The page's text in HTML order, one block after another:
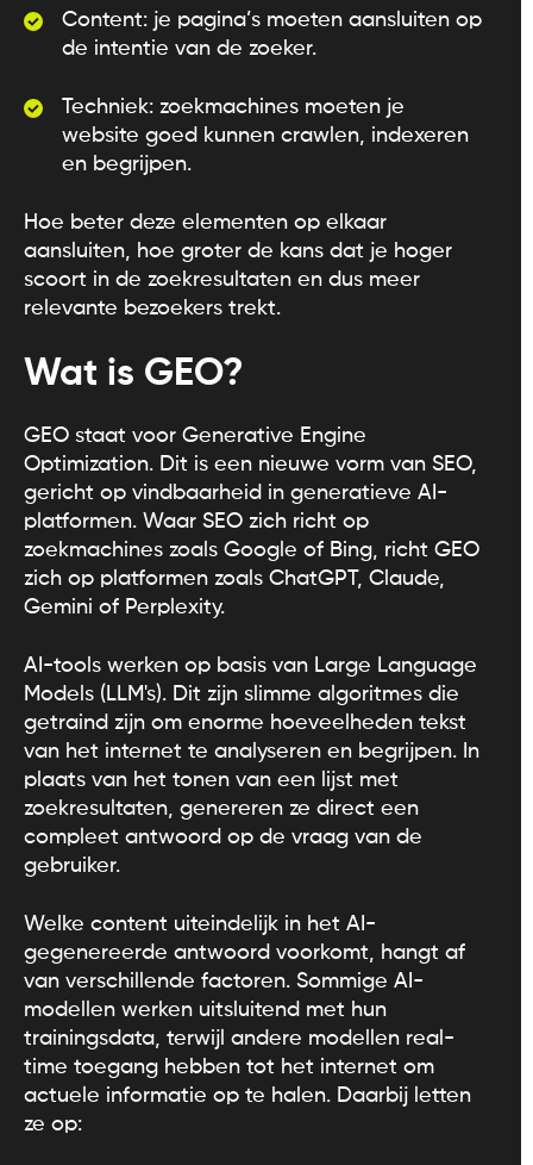
Content: je pagina’s moeten aansluiten op
de intentie van de zoeker.
Techniek: zoekmachines moeten je
website goed kunnen crawlen, indexeren
en begrijpen.
Hoe beter deze elementen op elkaar
aansluiten, hoe groter de kans dat je hoger
scoort in de zoekresultaten en dus meer
relevante bezoekers trekt.
Wat is GEO?
GEO staat voor Generative Engine
Optimization. Dit is een nieuwe vorm van SEO,
gericht op vindbaarheid in generatieve AI-
platformen. Waar SEO zich richt op
zoekmachines zoals Google of Bing, richt GEO
zich op platformen zoals ChatGPT, Claude,
Gemini of Perplexity.
AI-tools werken op basis van Large Language
Models (LLM's). Dit zijn slimme algoritmes die
getraind zijn om enorme hoeveelheden tekst
van het internet te analyseren en begrijpen. In
plaats van het tonen van een lijst met
zoekresultaten, genereren ze direct een
compleet antwoord op de vraag van de
gebruiker.
Welke content uiteindelijk in het AI-
gegenereerde antwoord voorkomt, hangt af
van verschillende factoren. Sommige AI-
modellen werken uitsluitend met hun
trainingsdata, terwijl andere modellen real-
time toegang hebben tot het internet om
actuele informatie op te halen. Daarbij letten
ze op: